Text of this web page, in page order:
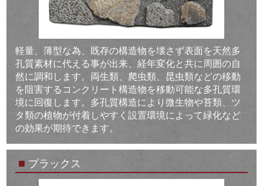
軽量、薄型な為、既存の構造物を壊さず表面を天然多
孔質素材に代える事が出来、経年変化と共に周囲の自
然に調和します。両生類、爬虫類、昆虫類などの移動
を阻害するコンクリート構造物を移動可能な多孔質環
境に回復します。多孔質構造により微生物や苔類、ツ
タ類の植物が付着しやすく設置環境によって緑化など
の効果が期待できます。
■ プラックス